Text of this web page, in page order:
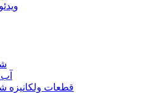
قطعات ولکانیزه